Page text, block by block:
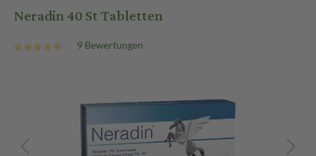
Neradin 40 St Tabletten
9 Bewertungen